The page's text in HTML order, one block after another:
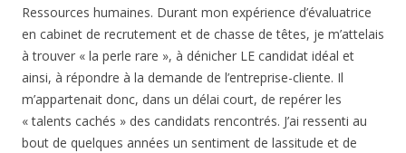
Ressources humaines. Durant mon expérience d’évaluatrice
en cabinet de recrutement et de chasse de têtes, je m’attelais
à trouver « la perle rare », à dénicher LE candidat idéal et
ainsi, à répondre à la demande de l’entreprise-cliente. Il
m’appartenait donc, dans un délai court, de repérer les
« talents cachés » des candidats rencontrés. J’ai ressenti au
bout de quelques années un sentiment de lassitude et de